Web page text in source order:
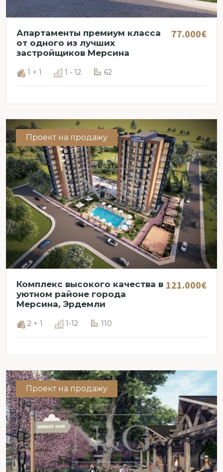
Апартаменты премиум класса
от одного из лучших
застройщиков Мерсина
77.000€
1 + 1 1 - 12 62
Проект на продажу
Комплекс высокого качества в
уютном районе города
Мерсина, Эрдемли
121.000€
2 + 1 1-12 110
Проект на продажу